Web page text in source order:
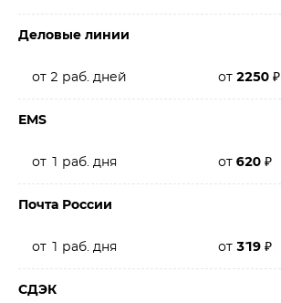
Деловые линии
от 2 раб. дней от 2250 ₽
EMS
от 1 раб. дня от 620 ₽
Почта России
от 1 раб. дня от 319 ₽
СДЭК